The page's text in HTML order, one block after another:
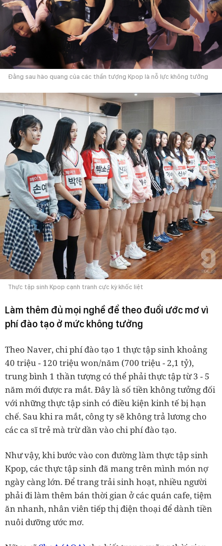
Đằng sau hào quang của các thần tượng Kpop là nỗ lực không tưởng
Thực tập sinh Kpop cạnh tranh cực kỳ khốc liệt
Làm thêm đủ mọi nghề để theo đuổi ước mơ vì
phí đào tạo ở mức không tưởng
Theo Naver, chi phí đào tạo 1 thực tập sinh khoảng
40 triệu - 120 triệu won/năm (700 triệu - 2,1 tỷ),
trung bình 1 thần tượng có thể phải thực tập từ 3 - 5
năm mới được ra mắt. Đây là số tiền không tưởng đối
với những thực tập sinh có điều kiện kinh tế bị hạn
chế. Sau khi ra mắt, công ty sẽ không trả lương cho
các ca sĩ trẻ mà trừ dần vào chi phí đào tạo.
Như vậy, khi bước vào con đường làm thực tập sinh
Kpop, các thực tập sinh đã mang trên mình món nợ
ngày càng lớn. Để trang trải sinh hoạt, nhiều người
phải đi làm thêm bán thời gian ở các quán cafe, tiệm
ăn nhanh, nhân viên tiếp thị điện thoại để dành tiền
nuôi dưỡng ước mơ.